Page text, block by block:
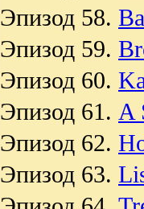
Эпизод 58.
Эпизод 59.
Эпизод 60.
Эпизод 61. A
Эпизод 62.
Эпизод 63.